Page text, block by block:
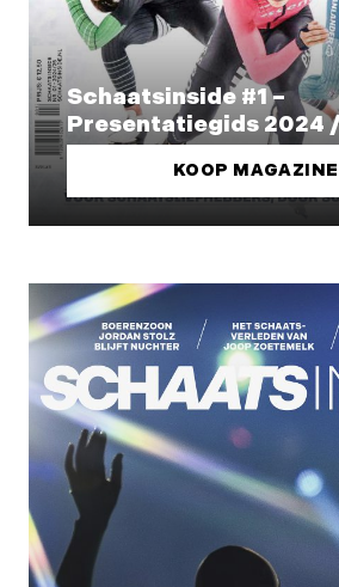
Schaatsinside #1 –
Presentatiegids 2024
KOOP MAGAZINE